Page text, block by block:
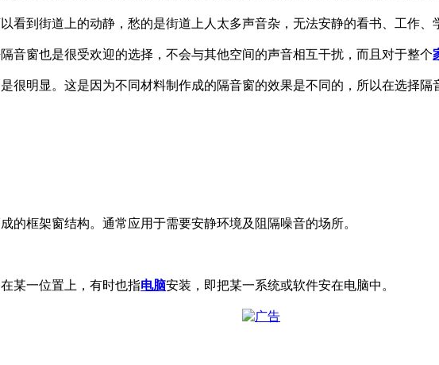
看到街道上的动静，愁的是街道上人太多声音杂，无法安静的看书、工作、
音窗也是很受欢迎的选择，不会与其他空间的声音相互干扰，而且对于整个
很明显。这是因为不同材料制作成的隔音窗的效果是不同的，所以在选择
的框架窗结构。通常应用于需要安静环境及阻隔噪音的场所。
某一位置上，有时也指电脑安装，即把某一系统或软件安在电脑中。